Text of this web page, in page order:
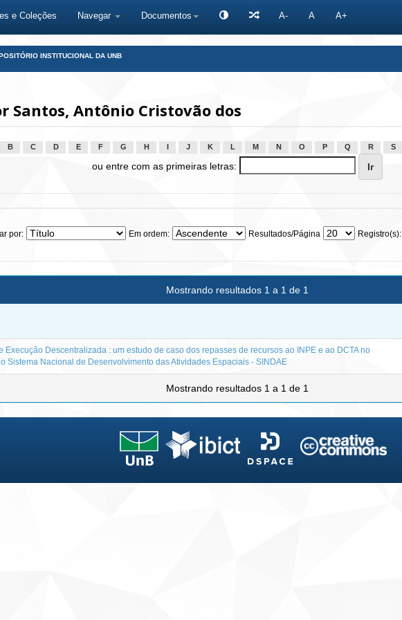
e Coleções Navegar Documentos A- A A+
INSTITUCIONAL DA UNB
Santos, Antônio Cristovão dos
B C D E F G H J K L M N O P Q R S
ou entre com as primeiras letras:
por: Em ordem: Resultados/Página Registro(s):
Mostrando resultados 1 a 1 de 1
Execução Descentralizada : um estudo de caso dos repasses de recursos ao INPE e ao DCTA no
Sistema Nacional de Desenvolvimento das Atividades Espaciais - SINDAE
Mostrando resultados 1 a 1 de 1